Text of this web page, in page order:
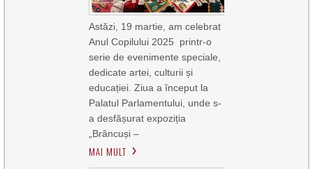
Astăzi, 19 martie, am celebrat
Anul Copilului 2025 printr-o
serie de evenimente speciale,
dedicate artei, culturii și
educației. Ziua a început la
Palatul Parlamentului, unde s-
a desfășurat expoziția
„Brâncuși –
MAI MULT